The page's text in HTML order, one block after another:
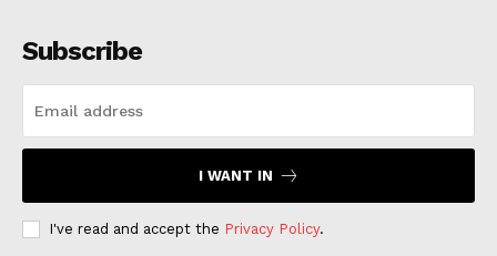
Subscribe
I WANT IN
I've read and accept the Privacy Policy.